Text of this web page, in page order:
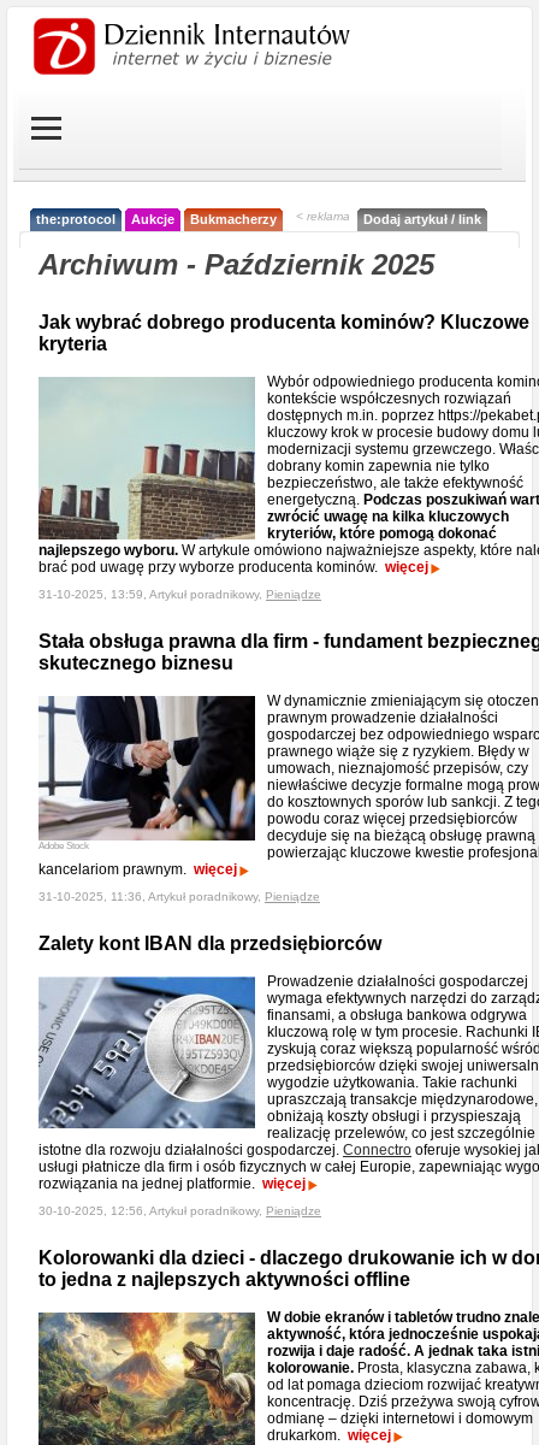
the:protocol Aukcje Bukmacherzy < reklama Dodaj artykuł / link
Archiwum - Październik 2025
Jak wybrać dobrego producenta kominów? Kluczowe
kryteria
Wybór odpowiedniego producenta
kontekście współczesnych rozwiązań
dostępnych m.in. poprzez https://
kluczowy krok w procesie budowy domu
modernizacji systemu grzewczego.
dobrany komin zapewnia nie tylko
bezpieczeństwo, ale także efektywność
energetyczną. Podczas poszukiwań
zwrócić uwagę na kilka kluczowych
kryteriów, które pomogą dokonać
najlepszego wyboru. W artykule omówiono najważniejsze aspekty, które
brać pod uwagę przy wyborze producenta kominów. więcej
31-10-2025, 13:59, Artykuł poradnikowy, Pieniądze
Stała obsługa prawna dla firm - fundament
skutecznego biznesu
Adobe Stock
W dynamicznie zmieniającym się
prawnym prowadzenie działalności
gospodarczej bez odpowiedniego
prawnego wiąże się z ryzykiem. Błędy w
umowach, nieznajomość przepisów, czy
niewłaściwe decyzje formalne mogą
do kosztownych sporów lub sankcji. Z
powodu coraz więcej przedsiębiorców
decyduje się na bieżącą obsługę prawną
powierzając kluczowe kwestie
kancelariom prawnym. więcej
31-10-2025, 11:36, Artykuł poradnikowy, Pieniądze
Zalety kont IBAN dla przedsiębiorców
Prowadzenie działalności gospodarczej
wymaga efektywnych narzędzi do
finansami, a obsługa bankowa odgrywa
kluczową rolę w tym procesie. Rachunki
zyskują coraz większą popularność
przedsiębiorców dzięki swojej
wygodzie użytkowania. Takie rachunki
upraszczają transakcje międzynarodowe,
obniżają koszty obsługi i przyspieszają
realizację przelewów, co jest szczególnie
istotne dla rozwoju działalności gospodarczej. Connectro oferuje wysokiej
usługi płatnicze dla firm i osób fizycznych w całej Europie, zapewniając
rozwiązania na jednej platformie. więcej
30-10-2025, 12:56, Artykuł poradnikowy, Pieniądze
Kolorowanki dla dzieci - dlaczego drukowanie ich w
to jedna z najlepszych aktywności offline
W dobie ekranów i tabletów trudno
aktywność, która jednocześnie
rozwija i daje radość. A jednak taka
kolorowanie. Prosta, klasyczna zabawa,
od lat pomaga dzieciom rozwijać
koncentrację. Dziś przeżywa swoją
odmianę – dzięki internetowi i domowym
drukarkom. więcej